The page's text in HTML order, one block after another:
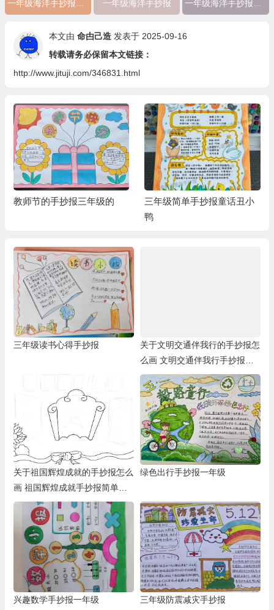
一年级海洋手抄报
本文由 命甴己造发表于 2025-09-16
转载请务必保留本文链接：
http://www.jituji.com/346831.html
教师节的手抄报三年级的
三年级简单手抄报童话丑小
鸭
三年级读书心得手抄报
关于文明交通伴我行的手抄报怎
么画 文明交通伴我行手抄报框
架
关于祖国辉煌成就的手抄报怎么
画 祖国辉煌成就手抄报简单又
漂亮
绿色出行手抄报一年级
兴趣数学手抄报一年级 三年级防震减灾手抄报